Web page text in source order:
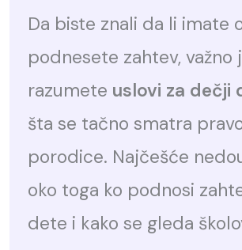
Da biste znali da li imate
podnesete zahtev, važno
razumete uslovi za dečji
šta se tačno smatra
porodice. Najčešće
oko toga ko podnosi
dete i kako se gleda